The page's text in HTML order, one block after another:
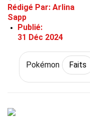
Rédigé Par: Arlina
Sapp
Publié:
31 Déc 2024
Pokémon Faits